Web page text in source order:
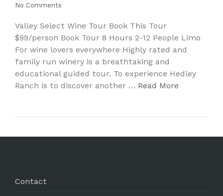
No Comments
Valley Select Wine Tour Book This Tour
$99/person Book Tour 8 Hours 2-12 People Limo
For wine lovers everywhere Highly rated and
family run winery is a breathtaking and
educational guided tour. To experience Hedley
Ranch is to discover another … Read More
Contact